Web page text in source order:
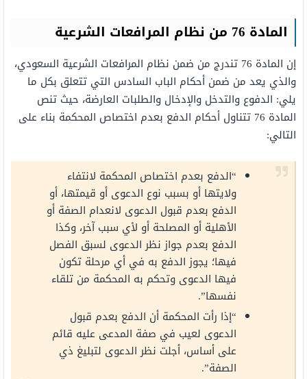
المادة 76 من نظام المرافعات الشرعية
إن المادة 76 تندرج من ضمن نظام المرافعات الشرعية السعودي،
والذي يعد من ضمن أحكام الباب السادس التي تتعلق بكل ما
يلي: الدفوع والتدخل والإدخال والطلبات العارضة، حيث تنص
المادة 76 تتناول أحكام الدفع بعدم اختصاص المحكمة بناء على
التالي:
“الدفع بعدم اختصاص المحكمة لانتفاء
ولايتها أو بسبب نوع الدعوى أو قيمتها، أو
الدفع بعدم قبول الدعوى لانعدام الصفة أو
الأهلية أو المصلحة أو لأي سبب آخر، وكذا
الدفع بعدم جواز نظر الدعوى لسبق الفصل
فيها؛ يجوز الدفع به في أي مرحلة تكون
فيها الدعوى وتحكم به المحكمة من تلقاء
نفسها”.
“إذا رأت المحكمة أن الدفع بعدم قبول
الدعوى لعيب في صفة المدعى عليه قائم
على أساس، أجلت نظر الدعوى لتبليغ ذي
الصفة”.